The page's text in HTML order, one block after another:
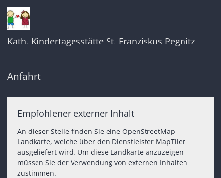
Kath. Kindertagesstätte St. Franziskus Pegnitz
Anfahrt
Empfohlener externer Inhalt
An dieser Stelle finden Sie eine OpenStreetMap
Landkarte, welche über den Dienstleister MapTiler
ausgeliefert wird. Um diese Landkarte anzuzeigen
müssen Sie der Verwendung von externen Inhalten
zustimmen.